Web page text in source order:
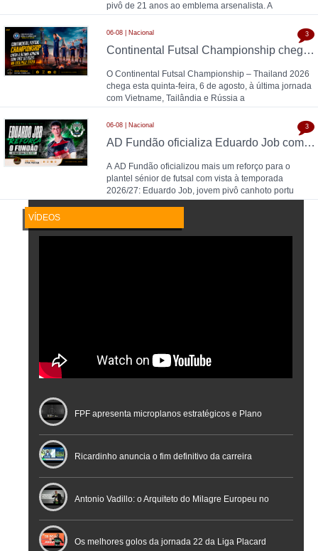
pivô de 21 anos ao emblema arsenalista. A
06-08 | Nacional
Continental Futsal Championship chega à última jornada com três seleções na luta pelo título
O Continental Futsal Championship – Thailand 2026
chega esta quinta-feira, 6 de agosto, à última jornada
com Vietname, Tailândia e Rússia a
3
06-08 | Nacional
AD Fundão oficializa Eduardo Job como reforço para 2026/27
A AD Fundão oficializou mais um reforço para o
plantel sénior de futsal com vista à temporada
2026/27: Eduardo Job, jovem pivô canhoto portu
3
VÍDEOS
FPF apresenta microplanos estratégicos e Plano
Nacional de Arbitragem
Ricardinho anuncia o fim definitivo da carreira
profissional em conferência histórica na Cidade do
Futebol
Antonio Vadillo: o Arquiteto do Milagre Europeu no
Futsal | Documentário
Os melhores golos da jornada 22 da Liga Placard